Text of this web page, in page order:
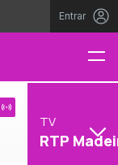
Entrar
TV
RTP